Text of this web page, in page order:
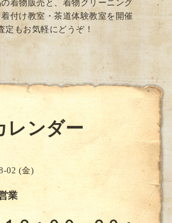
着物販売と、着物クリーニング
付け教室・茶道体験教室を開催
定もお気軽にどうぞ！
レンダー
02 (金)
業